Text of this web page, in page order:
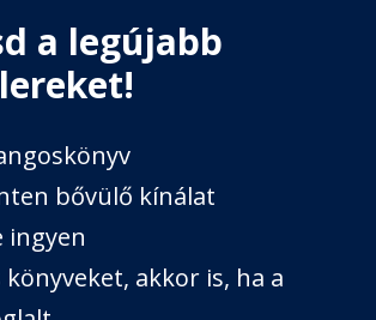
a legújabb
bővülő kínálat
ingyen
könyveket, akkor is, ha a